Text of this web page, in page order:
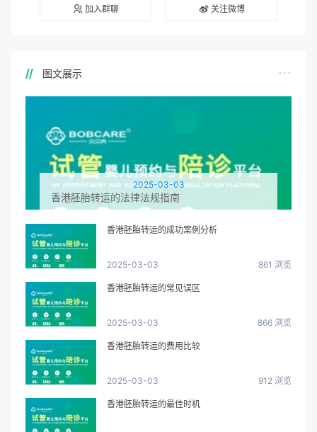
加入群聊 关注微博
图文展示
2025-03-03
香港胚胎转运的法律法规指南
香港胚胎转运的成功案例分析
2025-03-03 861 浏览
香港胚胎转运的常见误区
2025-03-03 866 浏览
香港胚胎转运的费用比较
2025-03-03 912 浏览
香港胚胎转运的最佳时机